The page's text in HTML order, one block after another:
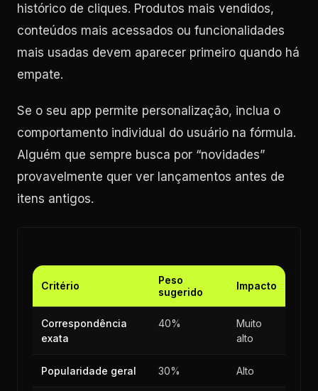
histórico de cliques. Produtos mais vendidos,
conteúdos mais acessados ou funcionalidades
mais usadas devem aparecer primeiro quando há
empate.
Se o seu app permite personalização, inclua o
comportamento individual do usuário na fórmula.
Alguém que sempre busca por “novidades”
provavelmente quer ver lançamentos antes de
itens antigos.
Critério
Peso
sugerido
Impacto
Correspondência
exata
40%
Muito
alto
Popularidade geral 30% Alto